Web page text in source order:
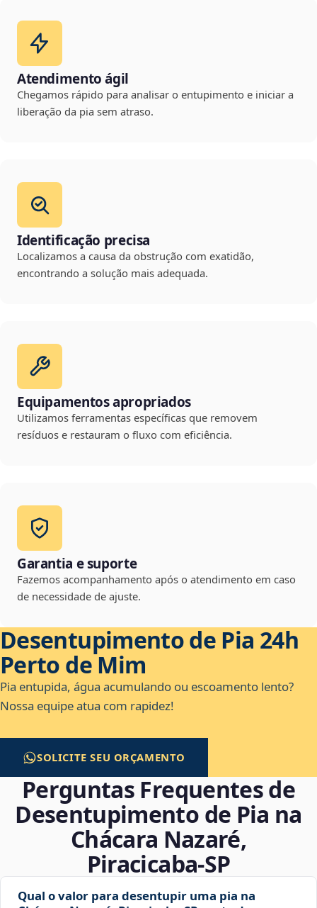
Atendimento ágil
Chegamos rápido para analisar o entupimento e iniciar a
liberação da pia sem atraso.
Identificação precisa
Localizamos a causa da obstrução com exatidão,
encontrando a solução mais adequada.
Equipamentos apropriados
Utilizamos ferramentas específicas que removem
resíduos e restauram o fluxo com eficiência.
Garantia e suporte
Fazemos acompanhamento após o atendimento em caso
de necessidade de ajuste.
Desentupimento de Pia 24h
Perto de Mim
Pia entupida, água acumulando ou escoamento lento?
Nossa equipe atua com rapidez!
SOLICITE SEU ORÇAMENTO
Perguntas Frequentes de
Desentupimento de Pia na
Chácara Nazaré,
Piracicaba‑SP
Qual o valor para desentupir uma pia na